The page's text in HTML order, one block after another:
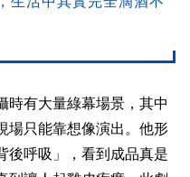
時有大量綠幕場景，其中
場只能靠想像演出。他形
後呼吸」，看到成品真是